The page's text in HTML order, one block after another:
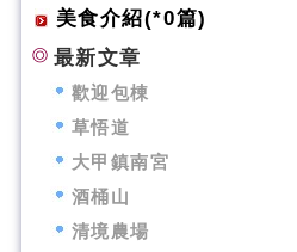
美食介紹(*0篇)
最新文章
歡迎包棟
草悟道
大甲鎮南宮
酒桶山
清境農場